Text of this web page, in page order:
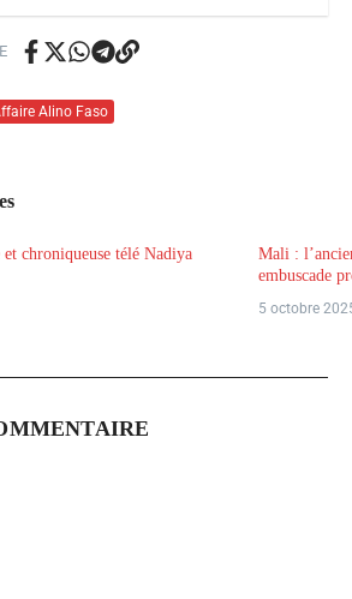
Alino Faso
et chroniqueuse télé Nadiya
Mali :
embuscade
5 octobre